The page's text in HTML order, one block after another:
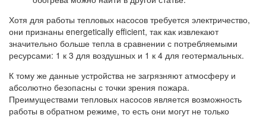
Хотя для работы тепловых насосов требуется электричество,
они признаны energetically efficient, так как извлекают
значительно больше тепла в сравнении с потребляемыми
ресурсами: 1 к 3 для воздушных и 1 к 4 для геотермальных.
К тому же данные устройства не загрязняют атмосферу и
абсолютно безопасны с точки зрения пожара.
Преимуществами тепловых насосов является возможность
работы в обратном режиме, то есть они могут не только